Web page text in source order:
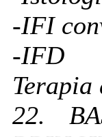
-IFI
-IFD
Terapia
22.